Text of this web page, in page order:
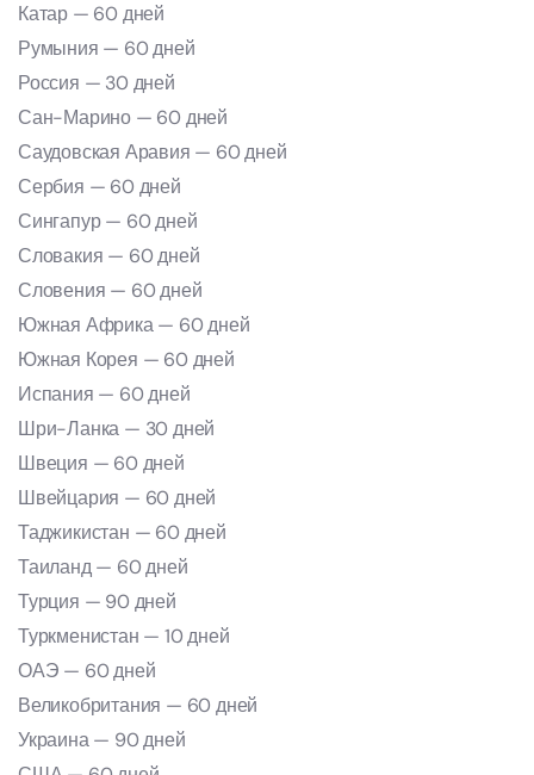
Катар — 60 дней
Румыния — 60 дней
Россия — 30 дней
Сан-Марино — 60 дней
Саудовская Аравия — 60 дней
Сербия — 60 дней
Сингапур — 60 дней
Словакия — 60 дней
Словения — 60 дней
Южная Африка — 60 дней
Южная Корея — 60 дней
Испания — 60 дней
Шри-Ланка — 30 дней
Швеция — 60 дней
Швейцария — 60 дней
Таджикистан — 60 дней
Таиланд — 60 дней
Турция — 90 дней
Туркменистан — 10 дней
ОАЭ — 60 дней
Великобритания — 60 дней
Украина — 90 дней